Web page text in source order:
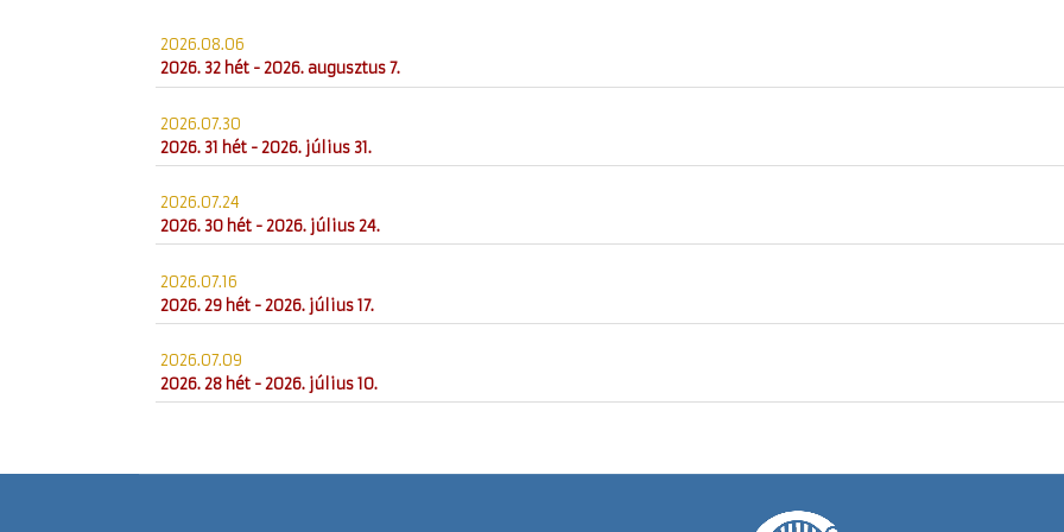
2026.08.06
2026. 32 hét - 2026. augusztus 7.
2026.07.30
2026. 31 hét - 2026. július 31.
2026.07.24
2026. 30 hét - 2026. július 24.
2026.07.16
2026. 29 hét - 2026. július 17.
2026.07.09
2026. 28 hét - 2026. július 10.